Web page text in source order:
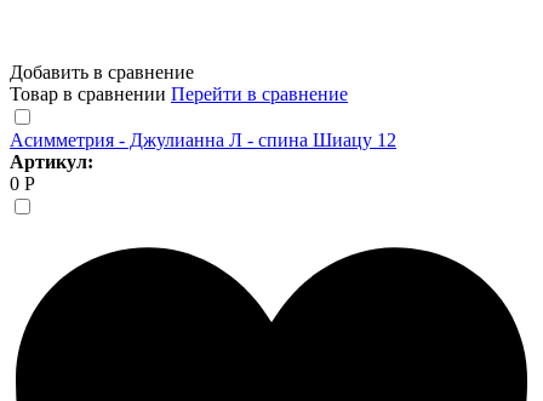
Добавить в сравнение
Товар в сравнении Перейти в сравнение
Асимметрия - Джулианна Л - спина Шиацу 12
Артикул:
0 Р